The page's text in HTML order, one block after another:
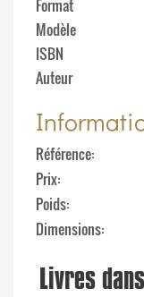
Format
Modèle
ISBN
Auteur
Référence
Prix
Poids
Dimensions
Livres